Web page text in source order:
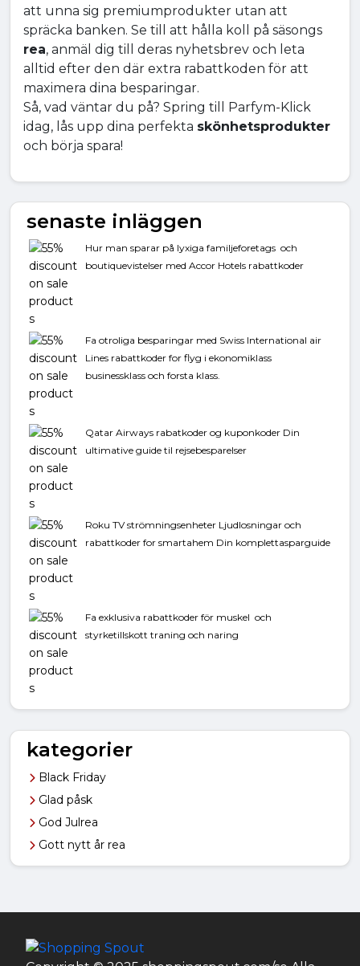
att unna sig premiumprodukter utan att
spräcka banken. Se till att hålla koll på säsongs
rea, anmäl dig till deras nyhetsbrev och leta
alltid efter den där extra rabattkoden för att
maximera dina besparingar.
Så, vad väntar du på? Spring till Parfym-Klick
idag, lås upp dina perfekta skönhetsprodukter
och börja spara!
senaste inläggen
Hur man sparar på lyxiga familjeforetags och
boutiquevistelser med Accor Hotels rabattkoder
Fa otroliga besparingar med Swiss International air
Lines rabattkoder for flyg i ekonomiklass
businessklass och forsta klass.
Qatar Airways rabatkoder og kuponkoder Din
ultimative guide til rejsebesparelser
Roku TV strömningsenheter Ljudlosningar och
rabattkoder for smartahem Din komplettasparguide
Fa exklusiva rabattkoder för muskel och
styrketillskott traning och naring
kategorier
Black Friday
Glad påsk
God Julrea
Gott nytt år rea